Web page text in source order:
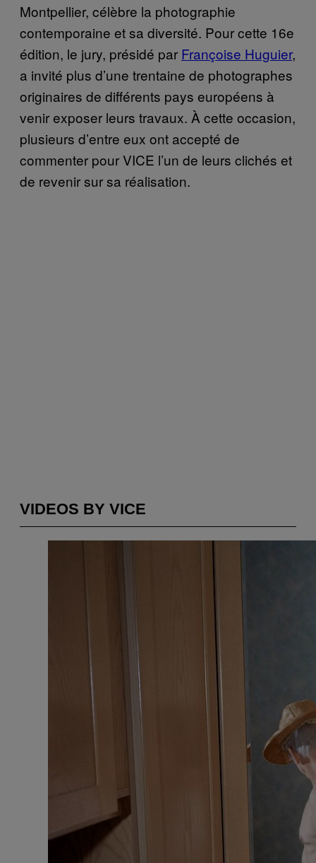
Montpellier, célèbre la photographie
contemporaine et sa diversité. Pour cette 16e
édition, le jury, présidé par Françoise Huguier,
a invité plus d’une trentaine de photographes
originaires de différents pays européens à
venir exposer leurs travaux. À cette occasion,
plusieurs d’entre eux ont accepté de
commenter pour VICE l’un de leurs clichés et
de revenir sur sa réalisation.
VIDEOS BY VICE